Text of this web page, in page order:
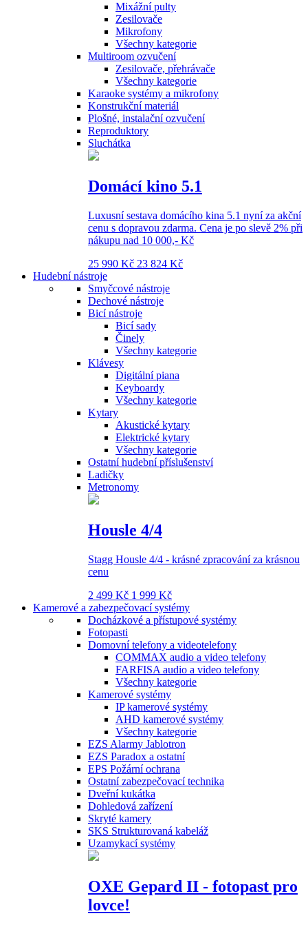
Mixážní pulty
Zesilovače
Mikrofony
Všechny kategorie
Multiroom ozvučení
Zesilovače, přehrávače
Všechny kategorie
Karaoke systémy a mikrofony
Konstrukční materiál
Plošné, instalační ozvučení
Reproduktory
Sluchátka
Domácí kino 5.1
Luxusní sestava domácího kina 5.1 nyní za akční
cenu s dopravou zdarma. Cena je po slevě 2% při
nákupu nad 10 000,- Kč
25 990 Kč 23 824 Kč
Hudební nástroje
Smyčcové nástroje
Dechové nástroje
Bicí nástroje
Bicí sady
Činely
Všechny kategorie
Klávesy
Digitální piana
Keyboardy
Všechny kategorie
Kytary
Akustické kytary
Elektrické kytary
Všechny kategorie
Ostatní hudební příslušenství
Ladičky
Metronomy
Housle 4/4
Stagg Housle 4/4 - krásné zpracování za krásnou
cenu
2 499 Kč 1 999 Kč
Kamerové a zabezpečovací systémy
Docházkové a přístupové systémy
Fotopasti
Domovní telefony a videotelefony
COMMAX audio a video telefony
FARFISA audio a video telefony
Všechny kategorie
Kamerové systémy
IP kamerové systémy
AHD kamerové systémy
Všechny kategorie
EZS Alarmy Jablotron
EZS Paradox a ostatní
EPS Požární ochrana
Ostatní zabezpečovací technika
Dveřní kukátka
Dohledová zařízení
Skryté kamery
SKS Strukturovaná kabeláž
Uzamykací systémy
OXE Gepard II - fotopast pro
lovce!